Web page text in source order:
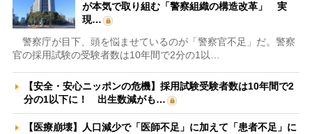
が本気で取り組む「警察組織の構造改革」 実
現…
警察庁が目下、頭を悩ませているのが「警察官不足」だ。警察
官の採用試験の受験者数は10年間で2分の1以…
【安全・安心ニッポンの危機】採用試験受験者数は10年間で2
分の1以下に！ 出生数減がも…
【医療崩壊】人口減少で「医師不足」に加えて「患者不足」に